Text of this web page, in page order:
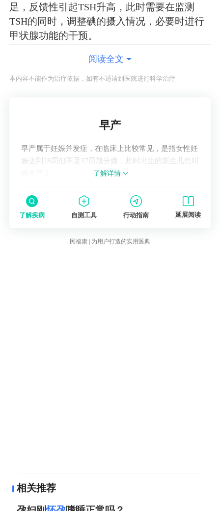
足，反馈性引起TSH升高，此时需要在监测
TSH的同时，调整碘的摄入情况，必要时进行
甲状腺功能的干预。
阅读全文
本内容不能作为治疗依据，如有不适请到医院进行科学治疗
早产
早产属于妊娠并发症，在临床上比较常见，是指女性妊
娠达到28周但不足37周就分娩，此时出生的新生儿也叫
了解详情
了解疾病 自测工具 行动指南 延展阅读
民福康 | 为用户打造的实用医典
相关推荐